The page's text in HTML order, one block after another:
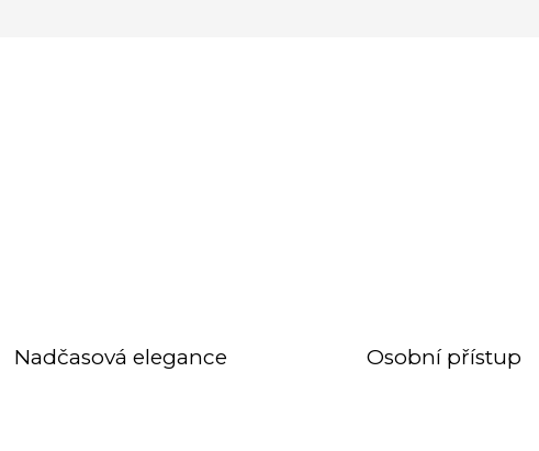
Nadčasová elegance Osobní přístup